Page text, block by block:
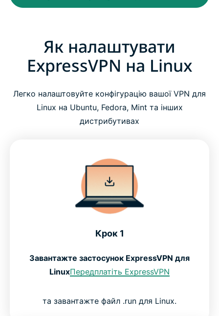
Як налаштувати
ExpressVPN на Linux
Легко налаштовуйте конфігурацію вашої VPN для
Linux на Ubuntu, Fedora, Mint та інших
дистрибутивах
Крок 1
Завантажте застосунок ExpressVPN для
LinuxПередплатіть ExpressVPN
та завантажте файл .run для Linux.